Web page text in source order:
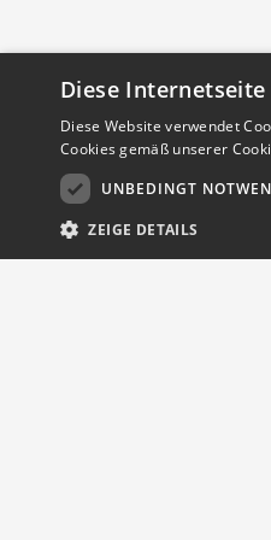
Diese
Diese Website verwendet
Cookies gemäß unserer
UNBEDINGT
ZEIGE DETAILS